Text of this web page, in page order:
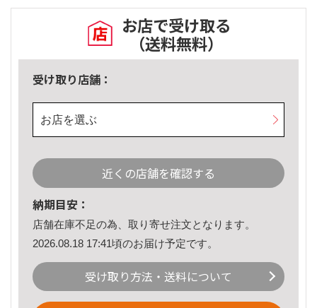
お店で受け取る
（送料無料）
受け取り店舗：
お店を選ぶ
近くの店舗を確認する
納期目安：
店舗在庫不足の為、取り寄せ注文となります。
2026.08.18 17:41頃のお届け予定です。
受け取り方法・送料について